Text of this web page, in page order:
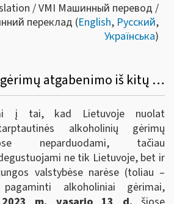
/ VMI Машинный перевод /
переклад (English, Русский,
Українська)
Dėl alkoholinių gėrimų atgabenimo iš kitų Europos sąjungos valstybių narių į tarptautines parodas Lietuvoje bei akcizų sumokėjimo
į tai, kad Lietuvoje nuolat
alkoholinių gėrimų
neparduodami, tačiau
ne tik Lietuvoje, bet ir
valstybėse narėse (toliau –
alkoholiniai gėrimai,